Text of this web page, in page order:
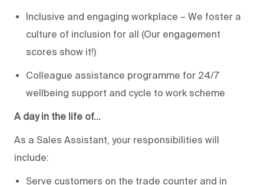
Inclusive and engaging workplace – We foster a
culture of inclusion for all (Our engagement
scores show it!)
Colleague assistance programme for 24/7
wellbeing support and cycle to work scheme
A day in the life of…
As a Sales Assistant, your responsibilities will
include:
Serve customers on the trade counter and in